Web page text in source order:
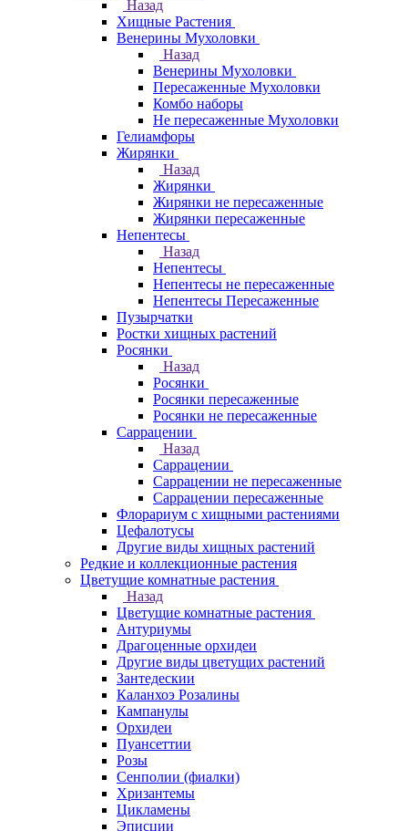
Назад
Хищные Растения
Венерины Мухоловки
Назад
Венерины Мухоловки
Пересаженные Мухоловки
Комбо наборы
Не пересаженные Мухоловки
Гелиамфоры
Жирянки
Назад
Жирянки
Жирянки не пересаженные
Жирянки пересаженные
Непентесы
Назад
Непентесы
Непентесы не пересаженные
Непентесы Пересаженные
Пузырчатки
Ростки хищных растений
Росянки
Назад
Росянки
Росянки пересаженные
Росянки не пересаженные
Саррацении
Назад
Саррацении
Саррацении не пересаженные
Саррацении пересаженные
Флорариум с хищными растениями
Цефалотусы
Другие виды хищных растений
Редкие и коллекционные растения
Цветущие комнатные растения
Назад
Цветущие комнатные растения
Антуриумы
Драгоценные орхидеи
Другие виды цветущих растений
Зантедескии
Каланхоэ Розалины
Кампанулы
Орхидеи
Пуансеттии
Розы
Сенполии (фиалки)
Хризантемы
Цикламены
Эписции